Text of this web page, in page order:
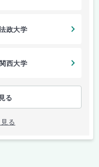
政大学
関西大学
る
る